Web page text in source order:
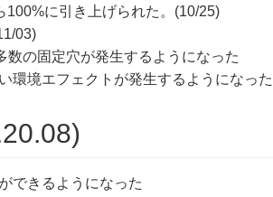
100%に引き上げられた。(10/25)
03)
数の固定穴が発生するようになった
環境エフェクトが発生するようになった
できるようになった